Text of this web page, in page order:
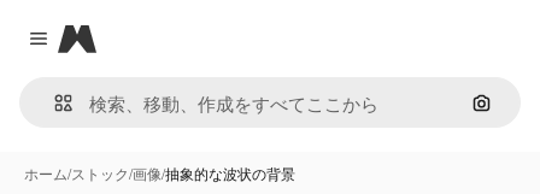
Close menu
Magnific
画像で
ホーム/ストック/画像/抽象的な波状の背景